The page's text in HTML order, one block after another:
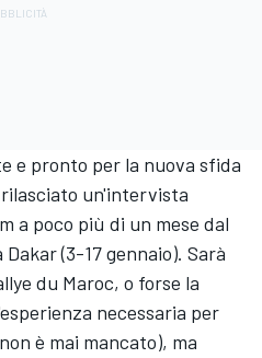
e pronto per la nuova sfida
un'intervista
a poco più di un mese dal
(3-17 gennaio). Sarà
du Maroc, o forse la
necessaria per
è mai mancato), ma